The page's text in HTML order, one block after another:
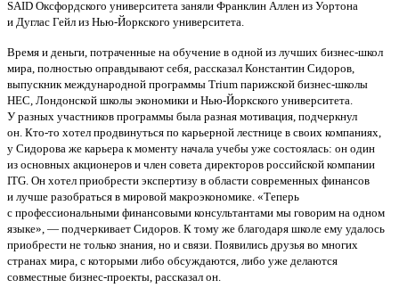
SAID Оксфордского университета заняли Франклин Аллен из Уортона
и Дуглас Гейл из Нью-Йоркского университета.
Время и деньги, потраченные на обучение в одной из лучших бизнес-школ
мира, полностью оправдывают себя, рассказал Константин Сидоров,
выпускник международной программы Trium парижской бизнес-школы
HEC, Лондонской школы экономики и Нью-Йоркского университета.
У разных участников программы была разная мотивация, подчеркнул
он. Кто-то хотел продвинуться по карьерной лестнице в своих компаниях,
у Сидорова же карьера к моменту начала учебы уже состоялась: он один
из основных акционеров и член совета директоров российской компании
ITG. Он хотел приобрести экспертизу в области современных финансов
и лучше разобраться в мировой макроэкономике. «Теперь
с профессиональными финансовыми консультантами мы говорим на одном
языке», — подчеркивает Сидоров. К тому же благодаря школе ему удалось
приобрести не только знания, но и связи. Появились друзья во многих
странах мира, с которыми либо обсуждаются, либо уже делаются
совместные бизнес-проекты, рассказал он.